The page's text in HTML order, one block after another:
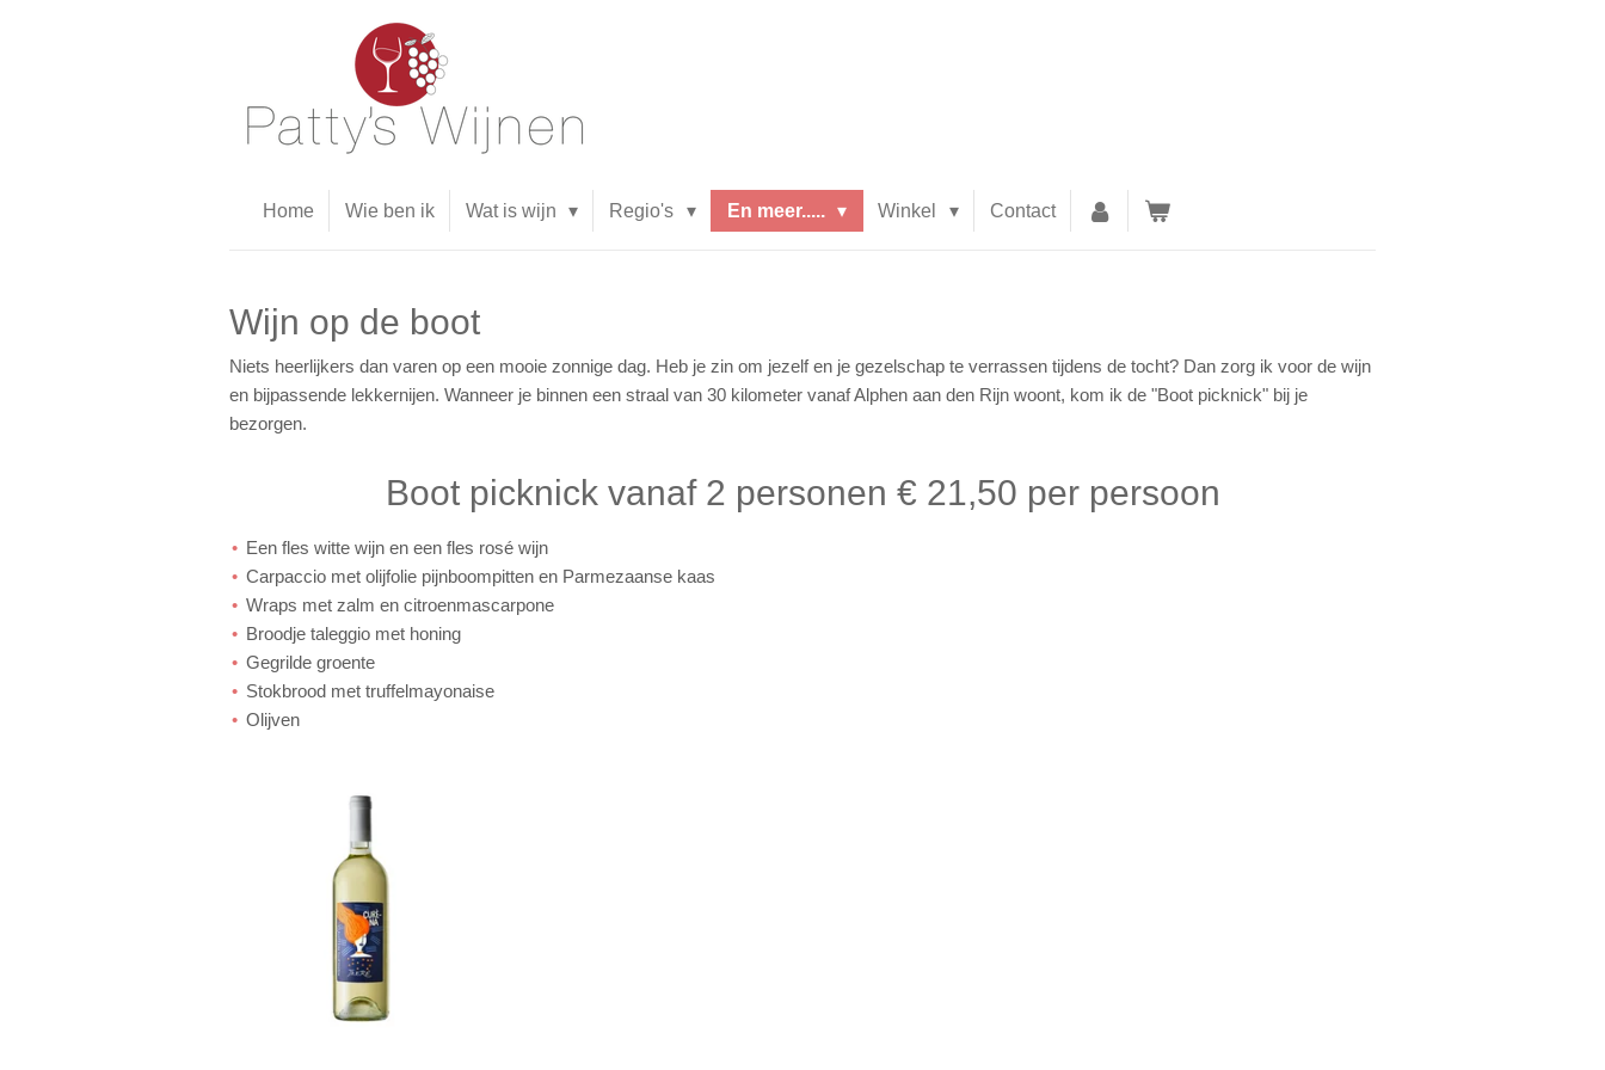
Home Wie ben ik Wat is wijn Regio's En meer..... Winkel Contact
Wijn op de boot
Niets heerlijkers dan varen op een mooie zonnige dag. Heb je zin om jezelf en je gezelschap te verrassen tijdens de tocht? Dan zorg ik voor de wijn
en bijpassende lekkernijen. Wanneer je binnen een straal van 30 kilometer vanaf Alphen aan den Rijn woont, kom ik de "Boot picknick" bij je
bezorgen.
Boot picknick vanaf 2 personen € 21,50 per persoon
Een fles witte wijn en een fles rosé wijn
Carpaccio met olijfolie pijnboompitten en Parmezaanse kaas
Wraps met zalm en citroenmascarpone
Broodje taleggio met honing
Gegrilde groente
Stokbrood met truffelmayonaise
Olijven